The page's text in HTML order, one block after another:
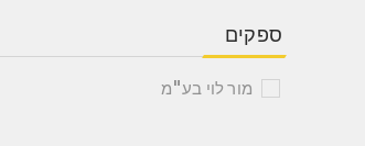
ספקים
מור לוי בע"מ